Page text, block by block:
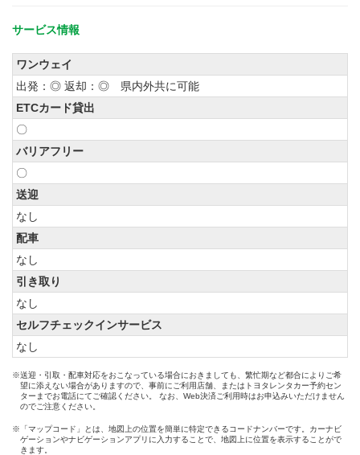
サービス情報
ワンウェイ
出発：◎ 返却：◎ 県内外共に可能
ETCカード貸出
〇
バリアフリー
〇
送迎
なし
配車
なし
引き取り
なし
セルフチェックインサービス
なし
※送迎・引取・配車対応をおこなっている場合におきましても、繁忙期など都合によりご希
望に添えない場合がありますので、事前にご利用店舗、またはトヨタレンタカー予約セン
ターまでお電話にてご確認ください。 なお、Web決済ご利用時はお申込みいただけません
のでご注意ください。
※「マップコード」とは、地図上の位置を簡単に特定できるコードナンバーです。カーナビ
ゲーションやナビゲーションアプリに入力することで、地図上に位置を表示することがで
きます。